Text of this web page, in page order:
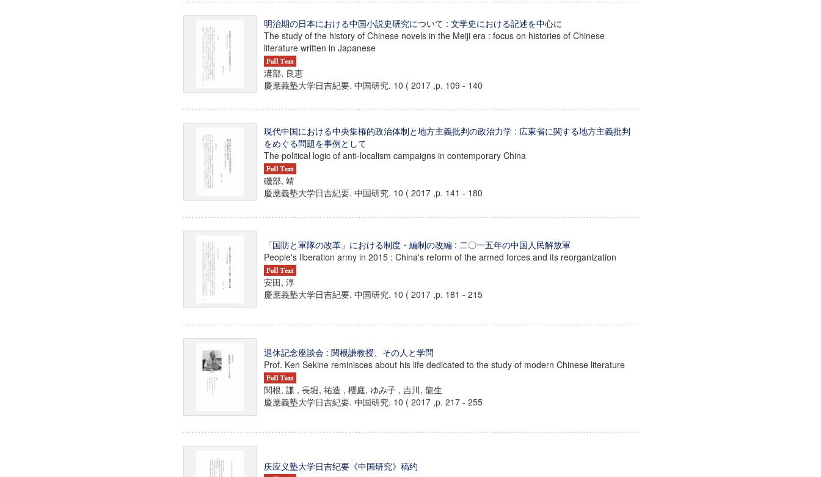
博士課程教育リーディングプログラム「超成熟社会発展のサイエンス」明治期の日本における中国小説史研究について : 文学史における記述を中心に
The study of the history of Chinese novels in the Meiji era : focus on histories of Chinese
literature written in Japanese
溝部, 良恵
慶應義塾大学日吉紀要. 中国研究. 10 ( 2017 ,p. 109 - 140
現代中国における中央集権的政治体制と地方主義批判の政治力学 : 広東省に関する地方主義批判
をめぐる問題を事例として
The political logic of anti-localism campaigns in contemporary China
磯部, 靖
慶應義塾大学日吉紀要. 中国研究. 10 ( 2017 ,p. 141 - 180
「国防と軍隊の改革」における制度・編制の改編 : 二〇一五年の中国人民解放軍
People's liberation army in 2015 : China's reform of the armed forces and its reorganization
安田, 淳
慶應義塾大学日吉紀要. 中国研究. 10 ( 2017 ,p. 181 - 215
退休記念座談会 : 関根謙教授、その人と学問
Prof. Ken Sekine reminisces about his life dedicated to the study of modern Chinese literature
関根, 謙 , 長堀, 祐造 , 櫻庭, ゆみ子 , 吉川, 龍生
慶應義塾大学日吉紀要. 中国研究. 10 ( 2017 ,p. 217 - 255
庆应义塾大学日吉纪要《中国研究》稿约